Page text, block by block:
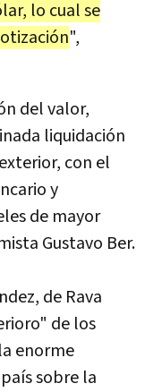
lo cual se
",
del valor,
liquidación
con el
y
de mayor
Gustavo Ber.
de Rava
de los
enorme
sobre la